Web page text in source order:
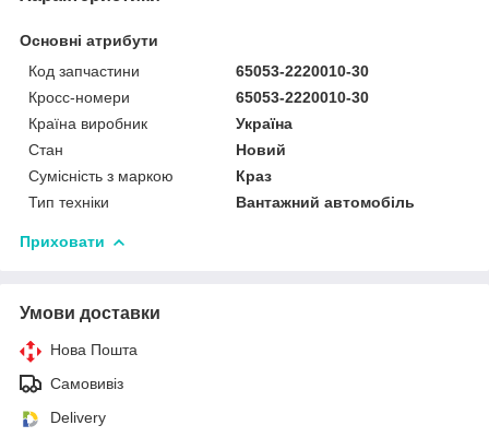
Основні атрибути
Код запчастини
65053-2220010-30
Кросс-номери
65053-2220010-30
Країна виробник
Україна
Стан
Новий
Сумісність з маркою
Краз
Тип техніки
Вантажний автомобіль
Приховати
Умови доставки
Нова Пошта
Самовивіз
Delivery